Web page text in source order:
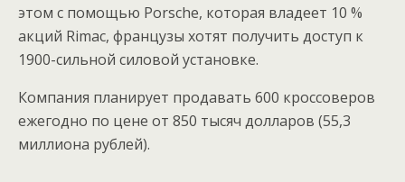
этом с помощью Porsche, которая владеет 10 %
акций Rimac, французы хотят получить доступ к
1900-сильной силовой установке.
Компания планирует продавать 600 кроссоверов
ежегодно по цене от 850 тысяч долларов (55,3
миллиона рублей).